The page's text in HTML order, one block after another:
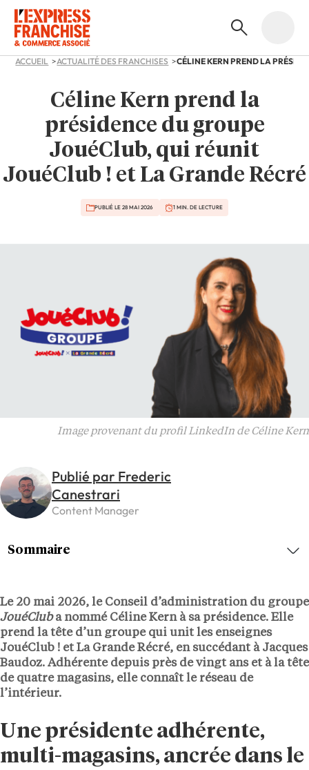
ACCUEIL ACTUALITÉ DES FRANCHISES
Céline Kern prend la
présidence du groupe
JouéClub, qui réunit
JouéClub ! et La Grande Récré
PUBLIÉ LE 28 MAI 2026 1 MIN. DE LECTURE
Image provenant du profil LinkedIn de Céline Kern
Publié par Frederic
Canestrari
Content Manager
Le 20 mai 2026, le Conseil d’administration du groupe
JouéCluba nommé Céline Kernà sa présidence. Elle
prend la tête d’un groupe qui unit les enseignes
JouéClub ! etLa Grande Récré, en succédant à Jacques
Baudoz. Adhérente depuis près devingt anset à la tête
de quatre magasins, elle connaît le réseau de
l’intérieur.
Une présidente adhérente,
multi-magasins, ancrée dans le
Sommaire